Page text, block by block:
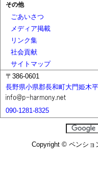
その他
ごあいさつ
メディア掲載
リンク集
社会貢献
サイトマップ
〒386-0601
長野県小県郡長和町大門姫木
090-1281-8325
Copyright © ペンショ